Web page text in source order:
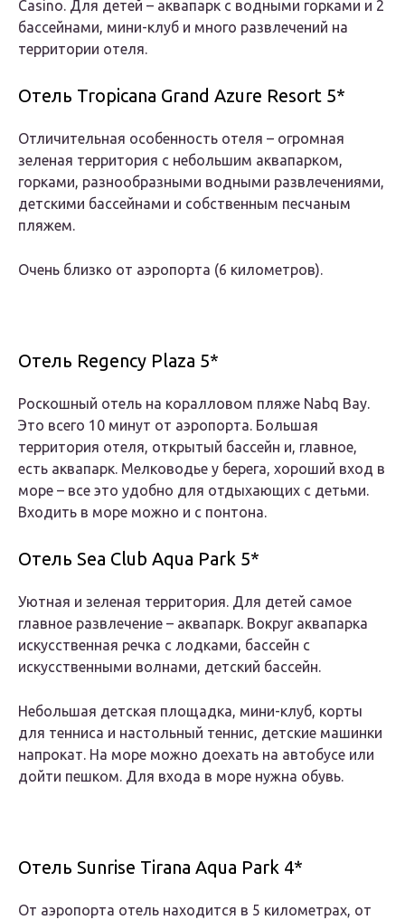
Casino. Для детей – аквапарк с водными горками и 2
бассейнами, мини-клуб и много развлечений на
территории отеля.
Отель Tropicana Grand Azure Resort 5*
Отличительная особенность отеля – огромная
зеленая территория с небольшим аквапарком,
горками, разнообразными водными развлечениями,
детскими бассейнами и собственным песчаным
пляжем.
Очень близко от аэропорта (6 километров).
Отель Regency Plaza 5*
Роскошный отель на коралловом пляже Nabq Bay.
Это всего 10 минут от аэропорта. Большая
территория отеля, открытый бассейн и, главное,
есть аквапарк. Мелководье у берега, хороший вход в
море – все это удобно для отдыхающих с детьми.
Входить в море можно и с понтона.
Отель Sea Club Aqua Park 5*
Уютная и зеленая территория. Для детей самое
главное развлечение – аквапарк. Вокруг аквапарка
искусственная речка с лодками, бассейн с
искусственными волнами, детский бассейн.
Небольшая детская площадка, мини-клуб, корты
для тенниса и настольный теннис, детские машинки
напрокат. На море можно доехать на автобусе или
дойти пешком. Для входа в море нужна обувь.
Отель Sunrise Tirana Aqua Park 4*
От аэропорта отель находится в 5 километрах, от